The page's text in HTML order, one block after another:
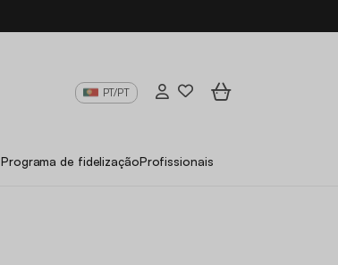
PT/PT
Programa de fidelizaçãoProfissionais